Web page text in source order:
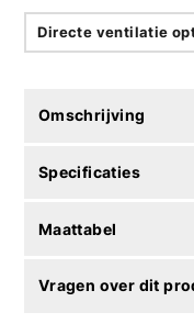
Directe ventilatie
Omschrijving
Specificaties
Maattabel
Vragen over dit